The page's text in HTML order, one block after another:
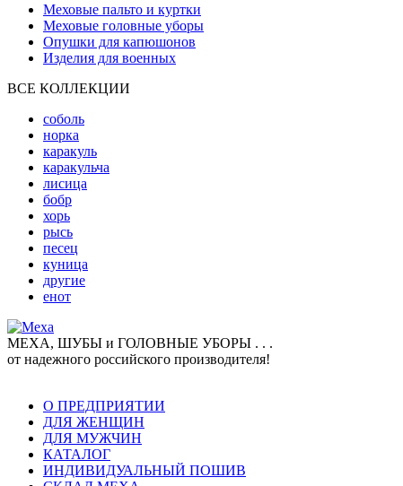
Меховые пальто и куртки
Меховые головные уборы
Опушки для капюшонов
Изделия для военных
ВСЕ КОЛЛЕКЦИИ
соболь
норка
каракуль
каракульча
лисица
бобр
хорь
рысь
песец
куница
другие
енот
МЕХА, ШУБЫ и ГОЛОВНЫЕ УБОРЫ . . .
от надежного российского производителя!
О ПРЕДПРИЯТИИ
ДЛЯ ЖЕНЩИН
ДЛЯ МУЖЧИН
КАТАЛОГ
ИНДИВИДУАЛЬНЫЙ ПОШИВ